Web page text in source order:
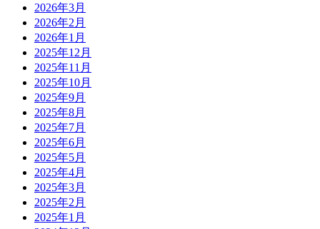
2026年3月
2026年2月
2026年1月
2025年12月
2025年11月
2025年10月
2025年9月
2025年8月
2025年7月
2025年6月
2025年5月
2025年4月
2025年3月
2025年2月
2025年1月